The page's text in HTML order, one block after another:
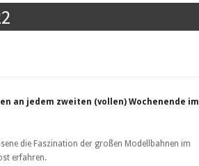
an jedem zweiten (vollen) Wochenende im
die Faszination der großen Modellbahnen im
erfahren.